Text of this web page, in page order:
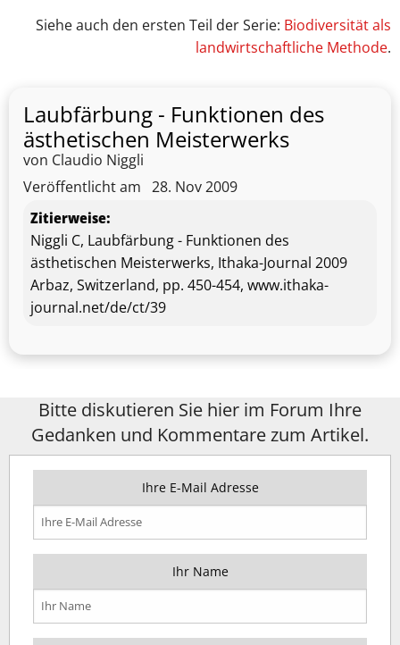
Siehe auch den ersten Teil der Serie: Biodiversität als
landwirtschaftliche Methode.
Laubfärbung - Funktionen des
ästhetischen Meisterwerks
von Claudio Niggli
Veröffentlicht am 28. Nov 2009
Zitierweise:
Niggli C, Laubfärbung - Funktionen des
ästhetischen Meisterwerks, Ithaka-Journal 2009
Arbaz, Switzerland, pp. 450-454, www.ithaka-
journal.net/de/ct/39
Bitte diskutieren Sie hier im Forum Ihre
Gedanken und Kommentare zum Artikel.
Ihre E-Mail Adresse
Ihr Name